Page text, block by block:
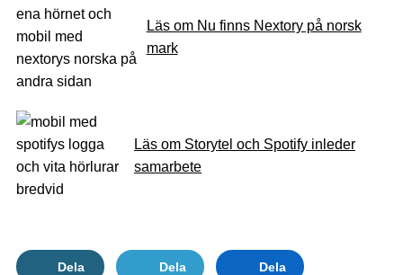
Läs om Nu finns Nextory på norsk
mark
Läs om Storytel och Spotify inleder
samarbete
Dela Dela Dela